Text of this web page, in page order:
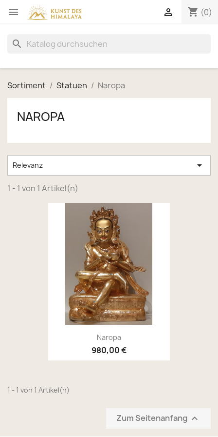
 shopping_cart (0)

search
Sortiment Statuen Naropa
NAROPA
Relevanz 
1 - 1 von 1 Artikel(n)
Naropa
980,00 €
1 - 1 von 1 Artikel(n)
Zum Seitenanfang 